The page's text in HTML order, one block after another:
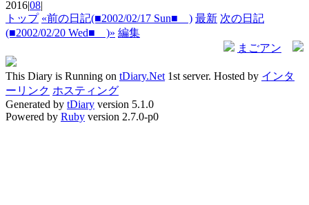
2016|08|
トップ «前の日記(■2002/02/17 Sun■ ) 最新 次の日記
(■2002/02/20 Wed■ )» 編集
まごアン
This Diary is Running on tDiary.Net 1st server. Hosted by インタ
ーリンク ホスティング
Generated by tDiary version 5.1.0
Powered by Ruby version 2.7.0-p0